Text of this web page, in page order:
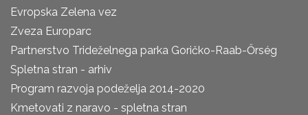
Evropska Zelena vez
Zveza Europarc
Partnerstvo Trideželnega parka Goričko-Raab-Őrség
Spletna stran - arhiv
Program razvoja podeželja 2014-2020
Kmetovati z naravo - spletna stran